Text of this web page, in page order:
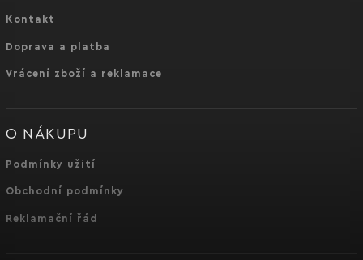
Kontakt
Doprava a platba
Vrácení zboží a reklamace
O NÁKUPU
Podmínky užití
Obchodní podmínky
Reklamační řád